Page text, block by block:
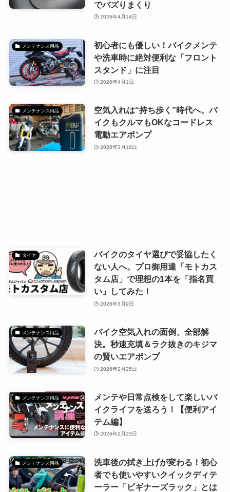
でバズりまくり
2026年4月14日
メンテナンス用品
初心者にも優しい！バイクメンテ
や洗車時に絶対便利な「フロント
スタンド」に注目
2026年4月1日
メンテナンス用品
空気入れは“持ち歩く”時代へ。バ
イクもクルマもOKなコードレス
電動エアポンプ
2026年3月18日
タイヤ
バイクのタイヤ選びで妥協したく
ない人へ。プロ御用達「モトカス
タム店」で理想の1本を「指名買
い」してみた！
2026年3月9日
メンテナンス用品
バイク空気入れの面倒、全部解
決。秒速充填＆ラク抜きのキジマ
の賢いエアポンプ
2026年2月25日
メンテナンス用品
メンテや日常点検をして楽しいバ
イクライフを送ろう！【便利アイ
テム編】
2026年2月23日
メンテナンス用品
洗車後の拭き上げが変わる！初心
者でも使いやすいクイックディテ
ーラー「ビギナーズラック」とは